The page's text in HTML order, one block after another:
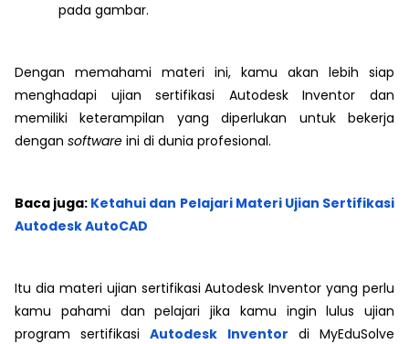
pada gambar.
Dengan memahami materi ini, kamu akan lebih siap
menghadapi ujian sertifikasi Autodesk Inventor dan
memiliki keterampilan yang diperlukan untuk bekerja
dengan software ini di dunia profesional.
Baca juga: Ketahui dan Pelajari Materi Ujian Sertifikasi
Autodesk AutoCAD
Itu dia materi ujian sertifikasi Autodesk Inventor yang perlu
kamu pahami dan pelajari jika kamu ingin lulus ujian
program sertifikasiAutodesk Inventor di MyEduSolve